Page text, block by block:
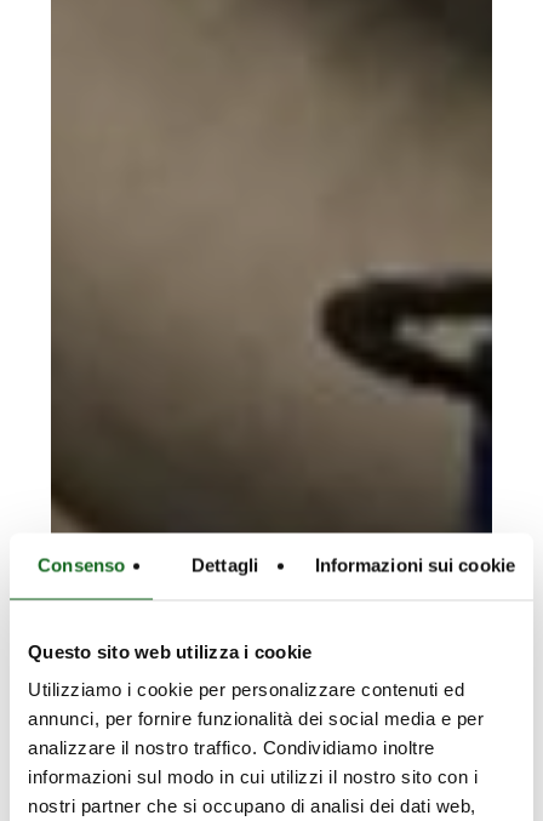
Consenso Dettagli Informazioni sui cookie
Questo sito web utilizza i cookie
Utilizziamo i cookie per personalizzare contenuti ed
annunci, per fornire funzionalità dei social media e per
analizzare il nostro traffico. Condividiamo inoltre
informazioni sul modo in cui utilizzi il nostro sito con i
nostri partner che si occupano di analisi dei dati web,